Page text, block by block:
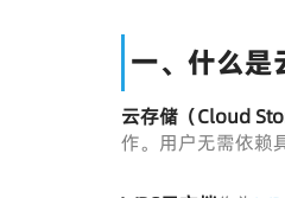
一、什么是
云存储（Cloud
作。用户无需依赖